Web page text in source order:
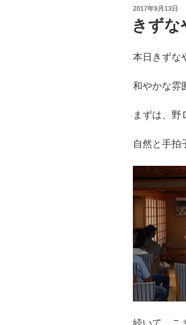
投
稿
日:
2017年9月13日
きずな
本日きずな
和やかな雰
まずは、野
自然と手拍
続いて、こ